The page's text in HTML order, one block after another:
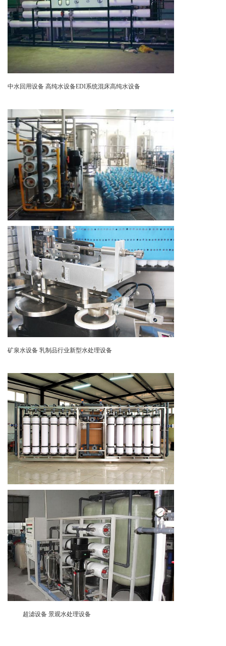
中水回用设备 高纯水设备EDI系统混床高纯水设备
矿泉水设备 乳制品行业新型水处理设备
超滤设备 景观水处理设备